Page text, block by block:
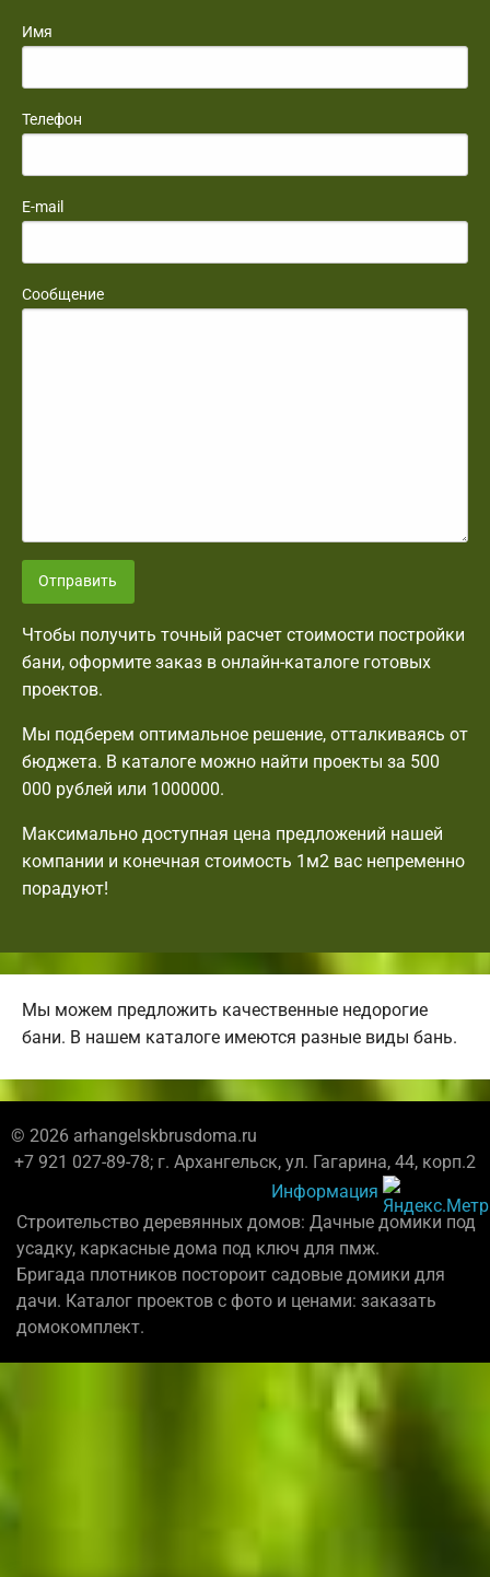
Имя
Телефон
E-mail
Сообщение
Отправить
Чтобы получить точный расчет стоимости постройки
бани, оформите заказ в онлайн-каталоге готовых
проектов.
Мы подберем оптимальное решение, отталкиваясь от
бюджета. В каталоге можно найти проекты за 500
000 рублей или 1000000.
Максимально доступная цена предложений нашей
компании и конечная стоимость 1м2 вас непременно
порадуют!
Мы можем предложить качественные недорогие
бани. В нашем каталоге имеются разные виды бань.
© 2026 arhangelskbrusdoma.ru
+7 921 027-89-78; г. Архангельск, ул. Гагарина, 44, корп.2
Информация
Строительство деревянных домов: Дачные домики под
усадку, каркасные дома под ключ для пмж.
Бригада плотников постороит садовые домики для
дачи. Каталог проектов с фото и ценами: заказать
домокомплект.